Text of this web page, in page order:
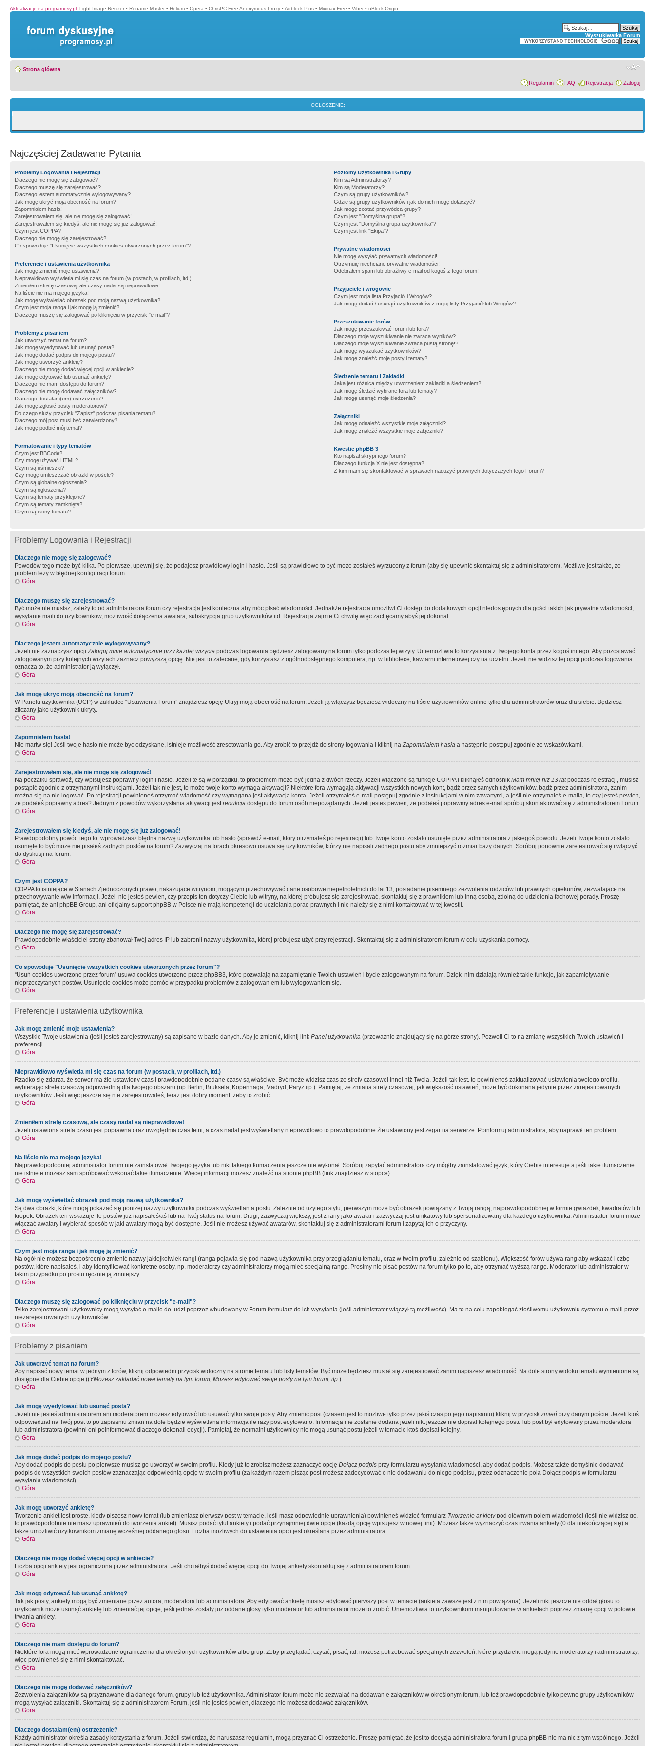
Aktualizacje na programosy.pl: Light Image Resizer • Rename Master • Helium • Opera • ChrisPC Free Anonymous Proxy • Adblock Plus • Mixmax Free • Viber • uBlock Origin
Wyszukiwarka Forum
Strona główna
Regulamin FAQ Rejestracja Zaloguj
OGŁOSZENIE:
Najczęściej Zadawane Pytania
Problemy Logowania i Rejestracji
Dlaczego nie mogę się zalogować?
Dlaczego muszę się zarejestrować?
Dlaczego jestem automatycznie wylogowywany?
Jak mogę ukryć moją obecność na forum?
Zapomniałem hasła!
Zarejestrowałem się, ale nie mogę się zalogować!
Zarejestrowałem się kiedyś, ale nie mogę się już zalogować!
Czym jest COPPA?
Dlaczego nie mogę się zarejestrować?
Co spowoduje "Usunięcie wszystkich cookies utworzonych przez forum"?
Preferencje i ustawienia użytkownika
Jak mogę zmienić moje ustawienia?
Nieprawidłowo wyświetla mi się czas na forum (w postach, w profilach, itd.)
Zmieniłem strefę czasową, ale czasy nadal są nieprawidłowe!
Na liście nie ma mojego języka!
Jak mogę wyświetlać obrazek pod moją nazwą użytkownika?
Czym jest moja ranga i jak mogę ją zmienić?
Dlaczego muszę się zalogować po kliknięciu w przycisk "e-mail"?
Problemy z pisaniem
Jak utworzyć temat na forum?
Jak mogę wyedytować lub usunąć posta?
Jak mogę dodać podpis do mojego postu?
Jak mogę utworzyć ankietę?
Dlaczego nie mogę dodać więcej opcji w ankiecie?
Jak mogę edytować lub usunąć ankietę?
Dlaczego nie mam dostępu do forum?
Dlaczego nie mogę dodawać załączników?
Dlaczego dostałam(em) ostrzeżenie?
Jak mogę zgłosić posty moderatorowi?
Do czego służy przycisk "Zapisz" podczas pisania tematu?
Dlaczego mój post musi być zatwierdzony?
Jak mogę podbić mój temat?
Formatowanie i typy tematów
Czym jest BBCode?
Czy mogę używać HTML?
Czym są uśmieszki?
Czy mogę umieszczać obrazki w poście?
Czym są globalne ogłoszenia?
Czym są ogłoszenia?
Czym są tematy przyklejone?
Czym są tematy zamknięte?
Czym są ikony tematu?
Poziomy Użytkownika i Grupy
Kim są Administratorzy?
Kim są Moderatorzy?
Czym są grupy użytkowników?
Gdzie są grupy użytkowników i jak do nich mogę dołączyć?
Jak mogę zostać przywódcą grupy?
Czym jest "Domyślna grupa"?
Czym jest "Domyślna grupa użytkownika"?
Czym jest link "Ekipa"?
Prywatne wiadomości
Nie mogę wysyłać prywatnych wiadomości!
Otrzymuję niechciane prywatne wiadomości!
Odebrałem spam lub obraźliwy e-mail od kogoś z tego forum!
Przyjaciele i wrogowie
Czym jest moja lista Przyjaciół i Wrogów?
Jak mogę dodać / usunąć użytkowników z mojej listy Przyjaciół lub Wrogów?
Przeszukiwanie forów
Jak mogę przeszukiwać forum lub fora?
Dlaczego moje wyszukiwanie nie zwraca wyników?
Dlaczego moje wyszukiwanie zwraca pustą stronę!?
Jak mogę wyszukać użytkowników?
Jak mogę znaleźć moje posty i tematy?
Śledzenie tematu i Zakładki
Jaka jest różnica między utworzeniem zakładki a śledzeniem?
Jak mogę śledzić wybrane fora lub tematy?
Jak mogę usunąć moje śledzenia?
Załączniki
Jak mogę odnaleźć wszystkie moje załączniki?
Jak mogę znaleźć wszystkie moje załączniki?
Kwestie phpBB 3
Kto napisał skrypt tego forum?
Dlaczego funkcja X nie jest dostępna?
Z kim mam się skontaktować w sprawach nadużyć prawnych dotyczących tego Forum?
Problemy Logowania i Rejestracji
Dlaczego nie mogę się zalogować?
Powodów tego może być kilka. Po pierwsze, upewnij się, że podajesz prawidłowy login i hasło. Jeśli są prawidłowe to być może zostałeś wyrzucony z forum (aby się upewnić skontaktuj się z administratorem). Możliwe jest także, że
problem leży w błędnej konfiguracji forum.
Góra
Dlaczego muszę się zarejestrować?
Być może nie musisz, zależy to od administratora forum czy rejestracja jest konieczna aby móc pisać wiadomości. Jednakże rejestracja umożliwi Ci dostęp do dodatkowych opcji niedostępnych dla gości takich jak prywatne wiadomości,
wysyłanie maili do użytkowników, możliwość dołączenia awatara, subskrypcja grup użytkowników itd. Rejestracja zajmie Ci chwilę więc zachęcamy abyś jej dokonał.
Góra
Dlaczego jestem automatycznie wylogowywany?
Jeżeli nie zaznaczysz opcjiZaloguj mnie automatycznie przy każdej wizycie podczas logowania będziesz zalogowany na forum tylko podczas tej wizyty. Uniemożliwia to korzystania z Twojego konta przez kogoś innego. Aby pozostawać
zalogowanym przy kolejnych wizytach zaznacz powyższą opcję. Nie jest to zalecane, gdy korzystasz z ogólnodostępnego komputera, np. w bibliotece, kawiarni internetowej czy na uczelni. Jeżeli nie widzisz tej opcji podczas logowania
oznacza to, że administrator ją wyłączył.
Góra
Jak mogę ukryć moją obecność na forum?
W Panelu użytkownika (UCP) w zakładce “Ustawienia Forum” znajdziesz opcję Ukryj moją obecność na forum. Jeżeli ją włączysz będziesz widoczny na liście użytkowników online tylko dla administratorów oraz dla siebie. Będziesz
zliczany jako użytkownik ukryty.
Góra
Zapomniałem hasła!
Nie martw się! Jeśli twoje hasło nie może byc odzyskane, istnieje możliwość zresetowania go. Aby zrobić to przejdź do strony logowania i kliknij naZapomniałem hasła a następnie postępuj zgodnie ze wskazówkami.
Góra
Zarejestrowałem się, ale nie mogę się zalogować!
Na początku sprawdź, czy wpisujesz poprawny login i hasło. Jeżeli te są w porządku, to problemem może być jedna z dwóch rzeczy. Jeżeli włączone są funkcje COPPA i kliknąłeś odnośnik Mam mniej niż 13 latpodczas rejestracji, musisz
postąpić zgodnie z otrzymanymi instrukcjami. Jeżeli tak nie jest, to może twoje konto wymaga aktywacji? Niektóre fora wymagają aktywacji wszystkich nowych kont, bądź przez samych użytkowników, bądź przez administratora, zanim
można się na nie logować. Po rejestracji powinieneś otrzymać wiadomość czy wymagana jest aktywacja konta. Jeżeli otrzymałeś e-mail postępuj zgodnie z instrukcjami w nim zawartymi, a jeśli nie otrzymałeś e-maila, to czy jesteś pewien,
że podałeś poprawny adres? Jednym z powodów wykorzystania aktywacji jestredukcja dostępu do forum osób niepożądanych. Jeżeli jesteś pewien, że podałeś poprawmy adres e-mail spróbuj skontaktować się z administratorem Forum.
Góra
Zarejestrowałem się kiedyś, ale nie mogę się już zalogować!
Prawdopodobny powód tego to: wprowadzasz błędna nazwę użytkownika lub hasło (sprawdź e-mail, który otrzymałeś po rejestracji) lub Twoje konto zostało usunięte przez administratora z jakiegoś powodu. Jeżeli Twoje konto zostało
usunięte to być może nie pisałeś żadnych postów na forum? Zazwyczaj na forach okresowo usuwa się użytkowników, którzy nie napisali żadnego postu aby zmniejszyć rozmiar bazy danych. Spróbuj ponownie zarejestrować się i włączyć
do dyskusji na forum.
Góra
Czym jest COPPA?
COPPAto istniejące w Stanach Zjednoczonych prawo, nakazujące witrynom, mogącym przechowywać dane osobowe niepełnoletnich do lat 13, posiadanie pisemnego zezwolenia rodziców lub prawnych opiekunów, zezwalające na
przechowywanie w/w informacji. Jeżeli nie jesteś pewien, czy przepis ten dotyczy Ciebie lub witryny, na której próbujesz się zarejestrować, skontaktuj się z prawnikiem lub inną osobą, zdolną do udzielenia fachowej porady. Proszę
pamiętać, że ani phpBB Group, ani oficjalny support phpBB w Polsce nie mają kompetencji do udzielania porad prawnych i nie należy się z nimi kontaktować w tej kwestii.
Góra
Dlaczego nie mogę się zarejestrować?
Prawdopodobnie właściciel strony zbanował Twój adres IP lub zabronił nazwy użytkownika, której próbujesz użyć przy rejestracji. Skontaktuj się z administratorem forum w celu uzyskania pomocy.
Góra
Co spowoduje "Usunięcie wszystkich cookies utworzonych przez forum"?
“Usuń cookies utworzone przez forum” usuwa cookies utworzone przez phpBB3, które pozwalają na zapamiętanie Twoich ustawień i bycie zalogowanym na forum. Dzięki nim działają również takie funkcje, jak zapamiętywanie
nieprzeczytanych postów. Usunięcie cookies może pomóc w przypadku problemów z zalogowaniem lub wylogowaniem się.
Góra
Preferencje i ustawienia użytkownika
Jak mogę zmienić moje ustawienia?
Wszystkie Twoje ustawienia (jeśli jesteś zarejestrowany) są zapisane w bazie danych. Aby je zmienić, kliknij link Panel użytkownika (przeważnie znajdujący się na górze strony). Pozwoli Ci to na zmianę wszystkich Twoich ustawień i
preferencji.
Góra
Nieprawidłowo wyświetla mi się czas na forum (w postach, w profilach, itd.)
Rzadko się zdarza, że serwer ma źle ustawiony czas i prawdopodobnie podane czasy są właściwe. Być może widzisz czas ze strefy czasowej innej niż Twoja. Jeżeli tak jest, to powinieneś zaktualizować ustawienia twojego profilu,
wybierając strefę czasową odpowiednią dla twojego obszaru (np Berlin, Bruksela, Kopenhaga, Madryd, Paryż itp.). Pamiętaj, że zmiana strefy czasowej, jak większość ustawień, może być dokonana jedynie przez zarejestrowanych
użytkowników. Jeśli więc jeszcze się nie zarejestrowałeś, teraz jest dobry moment, żeby to zrobić.
Góra
Zmieniłem strefę czasową, ale czasy nadal są nieprawidłowe!
Jeżeli ustawiona strefa czasu jest poprawna oraz uwzględnia czas letni, a czas nadal jest wyświetlany nieprawdłowo to prawdopodobnie źle ustawiony jest zegar na serwerze. Poinformuj administratora, aby naprawił ten problem.
Góra
Na liście nie ma mojego języka!
Najprawdopodobniej administrator forum nie zainstalował Twojego języka lub nikt takiego tłumaczenia jeszcze nie wykonał. Spróbuj zapytać administratora czy mógłby zainstalować język, który Ciebie interesuje a jeśli takie tłumaczenie
nie istnieje możesz sam spróbować wykonać takie tłumaczenie. Więcej informacji możesz znaleźć na stronie phpBB (link znajdziesz w stopce).
Góra
Jak mogę wyświetlać obrazek pod moją nazwą użytkownika?
Są dwa obrazki, które mogą pokazać się poniżej nazwy użytkownika podczas wyświetlania postu. Zależnie od użytego stylu, pierwszym może być obrazek powiązany z Twoją rangą, najprawdopodobniej w formie gwiazdek, kwadratów lub
kropek. Obrazek ten wskazuje ile postów już napisałeś/aś lub na Twój status na forum. Drugi, zazwyczaj większy, jest znany jako awatar i zazwyczaj jest unikatowy lub spersonalizowany dla każdego użytkownika. Administrator forum może
włączać awatary i wybierać sposób w jaki awatary mogą być dostępne. Jeśli nie możesz używać awatarów, skontaktuj się z administratorami forum i zapytaj ich o przyczyny.
Góra
Czym jest moja ranga i jak mogę ją zmienić?
Na ogół nie możesz bezpośrednio zmienić nazwy jakiejkolwiek rangi (ranga pojawia się pod nazwą użytkownika przy przeglądaniu tematu, oraz w twoim profilu, zależnie od szablonu). Większość forów używa rang aby wskazać liczbę
postów, które napisałeś, i aby identyfikować konkretne osoby, np. moderatorzy czy administratorzy mogą mieć specjalną rangę. Prosimy nie pisać postów na forum tylko po to, aby otrzymać wyższą rangę. Moderator lub administrator w
takim przypadku po prostu ręcznie ją zmniejszy.
Góra
Dlaczego muszę się zalogować po kliknięciu w przycisk "e-mail"?
Tylko zarejestrowani użytkownicy mogą wysyłać e-maile do ludzi poprzez wbudowany w Forum formularz do ich wysyłania (jeśli administrator włączył tą możliwość). Ma to na celu zapobiegać złośliwemu użytkowniu systemu e-maili przez
niezarejestrowanych użytkowników.
Góra
Problemy z pisaniem
Jak utworzyć temat na forum?
Aby napisać nowy temat w jednym z forów, kliknij odpowiedni przycisk widoczny na stronie tematu lub listy tematów. Być może będziesz musiał się zarejestrować zanim napiszesz wiadomość. Na dole strony widoku tematu wymienione są
dostępne dla Ciebie opcje ((YMożesz zakładać nowe tematy na tym forum, Możesz edytować swoje posty na tym forum, itp.).
Góra
Jak mogę wyedytować lub usunąć posta?
Jeżeli nie jesteś administratorem ani moderatorem możesz edytować lub usuwać tylko swoje posty. Aby zmienić post (czasem jest to możliwe tylko przez jakiś czas po jego napisaniu) kliknij w przycisk zmień przy danym poście. Jeżeli ktoś
odpowiedział na Twój post to po zapisaniu zmian na dole będzie wyświetlana informacja ile razy post edytowano. Informacja nie zostanie dodana jeżeli nikt jeszcze nie dopisał kolejnego postu lub post był edytowany przez moderatora
lub administratora (powinni oni poinformować dlaczego dokonali edycji). Pamiętaj, że normalni użytkownicy nie mogą usunąć postu jeżeli w temacie ktoś dopisał kolejny.
Góra
Jak mogę dodać podpis do mojego postu?
Aby dodać podpis do postu po pierwsze musisz go utworzyć w swoim profilu. Kiedy już to zrobisz możesz zaznaczyć opcję Dołącz podpis przy formularzu wysyłania wiadomości, aby dodać podpis. Możesz także domyślnie dodawać
podpis do wszystkich swoich postów zaznaczając odpowiednią opcję w swoim profilu (za każdym razem pisząc post możesz zadecydować o nie dodawaniu do niego podpisu, przez odznaczenie pola Dołącz podpis w formularzu
wysyłania wiadomości)
Góra
Jak mogę utworzyć ankietę?
Tworzenie ankiet jest proste, kiedy piszesz nowy temat (lub zmieniasz pierwszy post w temacie, jeśli masz odpowiednie uprawnienia) powinieneś widzieć formularz Tworzenie ankietypod głównym polem wiadomości (jeśli nie widzisz go,
to prawdopodobnie nie masz uprawnień do tworzenia ankiet). Musisz podać tytuł ankiety i podać przynajmniej dwie opcje (każdą opcję wpisujesz w nowej linii). Możesz także wyznaczyć czas trwania ankiety (0 dla niekończącej się) a
także umożliwić użytkownikom zmianę wcześniej oddanego głosu. Liczba możliwych do ustawienia opcji jest określana przez administratora.
Góra
Dlaczego nie mogę dodać więcej opcji w ankiecie?
Liczba opcji ankiety jest ograniczona przez administratora. Jeśli chciałbyś dodać więcej opcji do Twojej ankiety skontaktuj się z administratorem forum.
Góra
Jak mogę edytować lub usunąć ankietę?
Tak jak posty, ankiety mogą być zmieniane przez autora, moderatora lub administratora. Aby edytować ankietę musisz edytować pierwszy post w temacie (ankieta zawsze jest z nim powiązana). Jeżeli nikt jeszcze nie oddał głosu to
użytkownik może usunąć ankietę lub zmieniać jej opcje, jeśli jednak zostały już oddane głosy tylko moderator lub administrator może to zrobić. Uniemożliwia to użytkownikom manipulowanie w ankietach poprzez zmianę opcji w połowie
trwania ankiety.
Góra
Dlaczego nie mam dostępu do forum?
Niektóre fora mogą mieć wprowadzone ograniczenia dla określonych użytkowników albo grup. Żeby przeglądać, czytać, pisać, itd. możesz potrzebować specjalnych zezwoleń, które przydzielić mogą jedynie moderatorzy i administratorzy,
więc powinieneś się z nimi skontaktować.
Góra
Dlaczego nie mogę dodawać załączników?
Zezwolenia załączników są przyznawane dla danego forum, grupy lub też użytkownika. Administrator forum może nie zezwalać na dodawanie załączników w określonym forum, lub też prawdopodobnie tylko pewne grupy użytkowników
mogą wysyłać załączniki. Skontaktuj się z administratorem Forum, jeśli nie jesteś pewien, dlaczego nie możesz dodawać załączników.
Góra
Dlaczego dostałam(em) ostrzeżenie?
Każdy administrator określa zasady korzystania z forum. Jeżeli stwierdzą, że naruszasz regulamin, mogą przyznać Ci ostrzeżenie. Proszę pamiętać, że jest to decyzja administratora forum i grupa phpBB nie ma nic z tym wspólnego. Jeżeli